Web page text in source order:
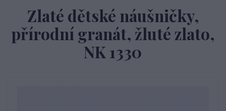
Zlaté dětské náušničky,
přírodní granát, žluté zlato,
NK 1330